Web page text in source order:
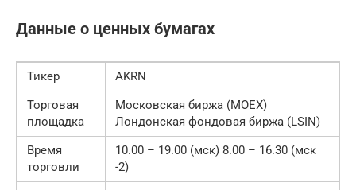
Данные о ценных бумагах
Тикер
AKRN
Торговая
площадка
Московская биржа (MOEX)
Лондонская фондовая биржа (LSIN)
Время
торговли
10.00 – 19.00 (мск) 8.00 – 16.30 (мск
-2)